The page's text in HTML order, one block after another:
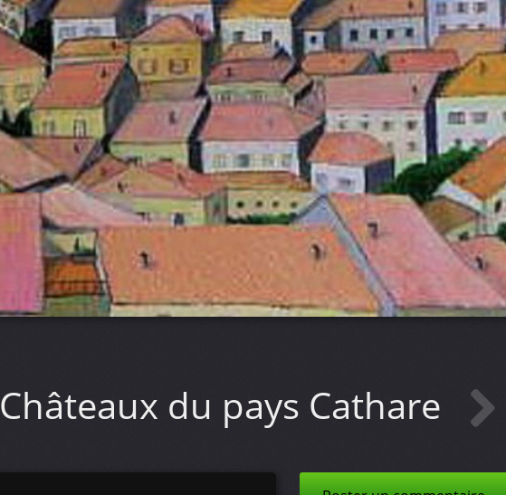
Châteaux du pays Cathare